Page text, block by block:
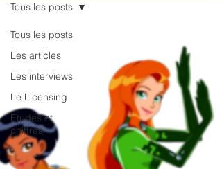
Tous les posts
Les articles
Les interviews
Le Licensing
Etudes et
chiffres
Tous les posts